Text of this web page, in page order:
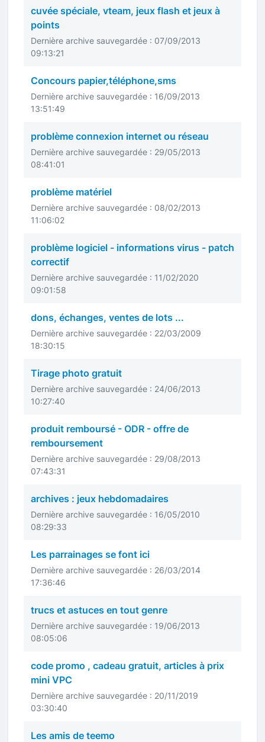
cuvée spéciale, vteam, jeux flash et jeux à
points
Dernière archive sauvegardée : 07/09/2013
09:13:21
Concours papier,téléphone,sms
Dernière archive sauvegardée : 16/09/2013
13:51:49
problème connexion internet ou réseau
Dernière archive sauvegardée : 29/05/2013
08:41:01
problème matériel
Dernière archive sauvegardée : 08/02/2013
11:06:02
problème logiciel - informations virus - patch
correctif
Dernière archive sauvegardée : 11/02/2020
09:01:58
dons, échanges, ventes de lots ...
Dernière archive sauvegardée : 22/03/2009
18:30:15
Tirage photo gratuit
Dernière archive sauvegardée : 24/06/2013
10:27:40
produit remboursé - ODR - offre de
remboursement
Dernière archive sauvegardée : 29/08/2013
07:43:31
archives : jeux hebdomadaires
Dernière archive sauvegardée : 16/05/2010
08:29:33
Les parrainages se font ici
Dernière archive sauvegardée : 26/03/2014
17:36:46
trucs et astuces en tout genre
Dernière archive sauvegardée : 19/06/2013
08:05:06
code promo , cadeau gratuit, articles à prix
mini VPC
Dernière archive sauvegardée : 20/11/2019
03:30:40
Les amis de teemo